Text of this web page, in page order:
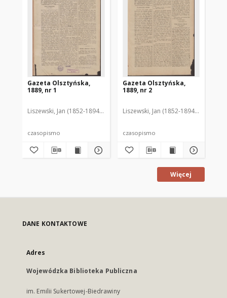
Gazeta Olsztyńska,
1889, nr 1
Liszewski, Jan (1852-1894). Red.
czasopismo
Gazeta Olsztyńska,
1889, nr 2
Liszewski, Jan (1852-1894). Red.
czasopismo
Więcej
DANE KONTAKTOWE
Adres
Wojewódzka Biblioteka Publiczna
im. Emilii Sukertowej-Biedrawiny